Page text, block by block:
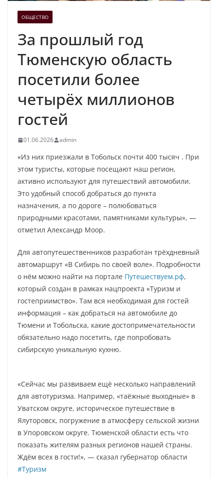
ОБЩЕСТВО
За прошлый год
Тюменскую область
посетили более
четырёх миллионов
гостей
01.06.2026 admin
«Из них приезжали в Тобольск почти 400 тысяч . При
этом туристы, которые посещают наш регион,
активно используют для путешествий автомобили.
Это удобный способ добраться до пункта
назначения, а по дороге – полюбоваться
природными красотами, памятниками культуры», —
отметил Александр Моор.
Для автопутешественников разработан трёхдневный
автомаршрут «В Сибирь по своей воле». Подробности
о нём можно найти на портале Путешествуем.рф,
который создан в рамках нацпроекта «Туризм и
гостеприимство». Там вся необходимая для гостей
информация – как добраться на автомобиле до
Тюмени и Тобольска, какие достопримечательности
обязательно надо посетить, где попробовать
сибирскую уникальную кухню.
«Сейчас мы развиваем ещё несколько направлений
для автотуризма. Например, «таёжные выходные» в
Уватском округе, историческое путешествие в
Ялуторовск, погружение в атмосферу сельской жизни
в Упоровском округе. Тюменской области есть что
показать жителям разных регионов нашей страны.
Ждём всех в гости!», — сказал губернатор области
#Туризм